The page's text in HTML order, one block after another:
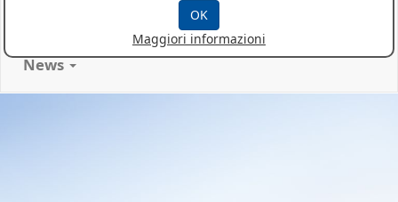
OK
Maggiori informazioni
News